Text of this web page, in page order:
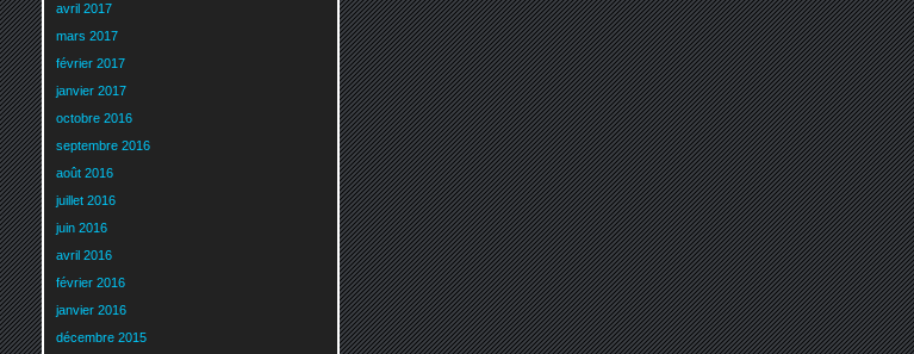
avril 2017
mars 2017
février 2017
janvier 2017
octobre 2016
septembre 2016
août 2016
juillet 2016
juin 2016
avril 2016
février 2016
janvier 2016
décembre 2015